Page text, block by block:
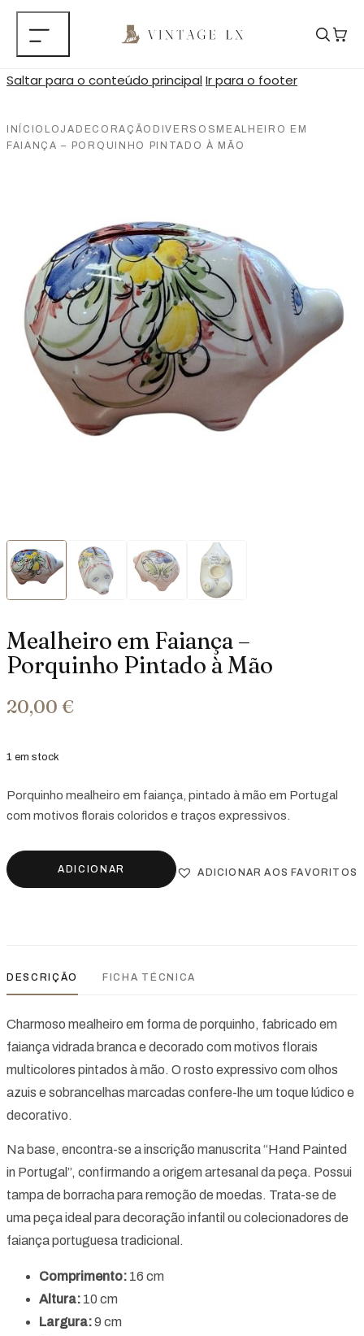
Saltar para o conteúdo principalIr para o footer
INÍCIO LOJA DECORAÇÃO DIVERSOS MEALHEIRO EM
FAIANÇA – PORQUINHO PINTADO À MÃO
Mealheiro em Faiança –
Porquinho Pintado à Mão
20,00 €
1 em stock
Porquinho mealheiro em faiança, pintado à mão em Portugal
com motivos florais coloridos e traços expressivos.
ADICIONAR ADICIONAR AOS FAVORITOS
DESCRIÇÃO FICHA TÉCNICA
Charmoso mealheiro em forma de porquinho, fabricado em
faiança vidrada branca e decorado com motivos florais
multicolores pintados à mão. O rosto expressivo com olhos
azuis e sobrancelhas marcadas confere-lhe um toque lúdico e
decorativo.
Na base, encontra-se a inscrição manuscrita “Hand Painted
in Portugal”, confirmando a origem artesanal da peça. Possui
tampa de borracha para remoção de moedas. Trata-se de
uma peça ideal para decoração infantil ou colecionadores de
faiança portuguesa tradicional.
Comprimento: 16 cm
Altura: 10 cm
Largura:9 cm